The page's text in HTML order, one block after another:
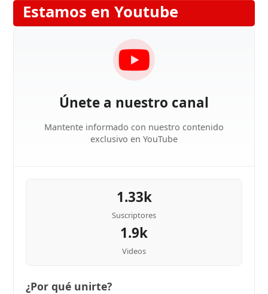
Estamos en Youtube
Únete a nuestro canal
Mantente informado con nuestro contenido
exclusivo en YouTube
1.33k
Suscriptores
1.9k
Videos
¿Por qué unirte?